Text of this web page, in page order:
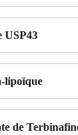
USP43
lipoïque
de